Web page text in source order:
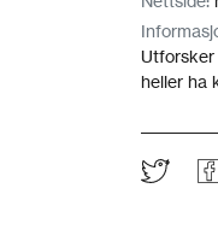
Utforsker
heller ha